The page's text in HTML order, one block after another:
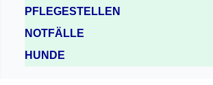
PFLEGESTELLEN
NOTFÄLLE
HUNDE